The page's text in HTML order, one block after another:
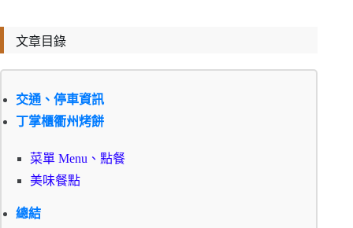
文章目錄
交通、停車資訊
丁掌櫃衢州烤餅
菜單 Menu、點餐
美味餐點
總結